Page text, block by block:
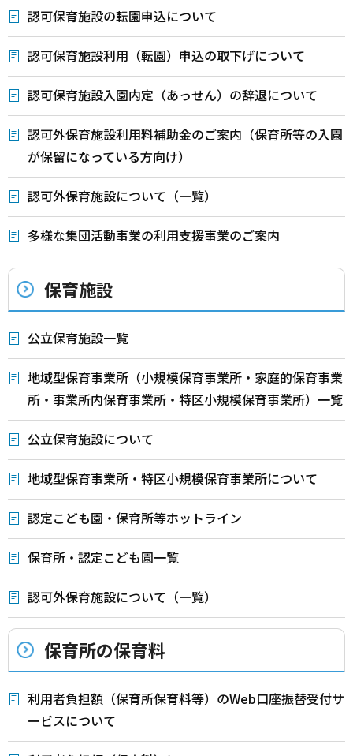
認可保育施設の転園申込について
認可保育施設利用（転園）申込の取下げについて
認可保育施設入園内定（あっせん）の辞退について
認可外保育施設利用料補助金のご案内（保育所等の入園
が保留になっている方向け）
認可外保育施設について（一覧）
多様な集団活動事業の利用支援事業のご案内
保育施設
公立保育施設一覧
地域型保育事業所（小規模保育事業所・家庭的保育事業
所・事業所内保育事業所・特区小規模保育事業所）一覧
公立保育施設について
地域型保育事業所・特区小規模保育事業所について
認定こども園・保育所等ホットライン
保育所・認定こども園一覧
認可外保育施設について（一覧）
保育所の保育料
利用者負担額（保育所保育料等）のWeb口座振替受付サ
ービスについて